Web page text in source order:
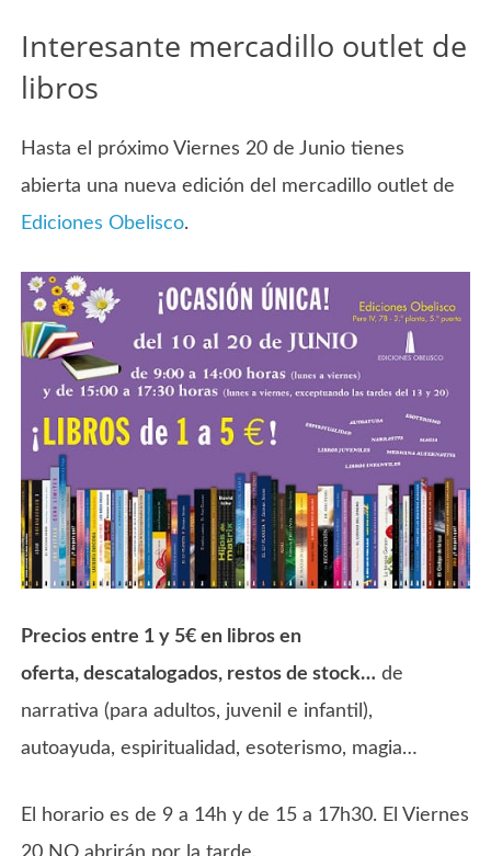
Interesante mercadillo outlet de
libros
Hasta el próximo Viernes 20 de Junio tienes
abierta una nueva edición del mercadillo outlet de
Ediciones Obelisco.
Precios entre 1 y 5€ en libros en
oferta, descatalogados, restos de stock… de
narrativa (para adultos, juvenil e infantil),
autoayuda, espiritualidad, esoterismo, magia…
El horario es de 9 a 14h y de 15 a 17h30. El Viernes